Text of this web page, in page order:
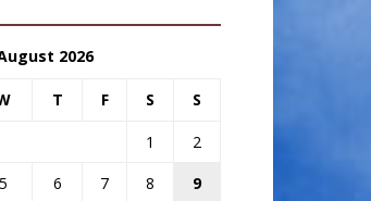
2026
T F S S
1
2
5 6 7 8
9